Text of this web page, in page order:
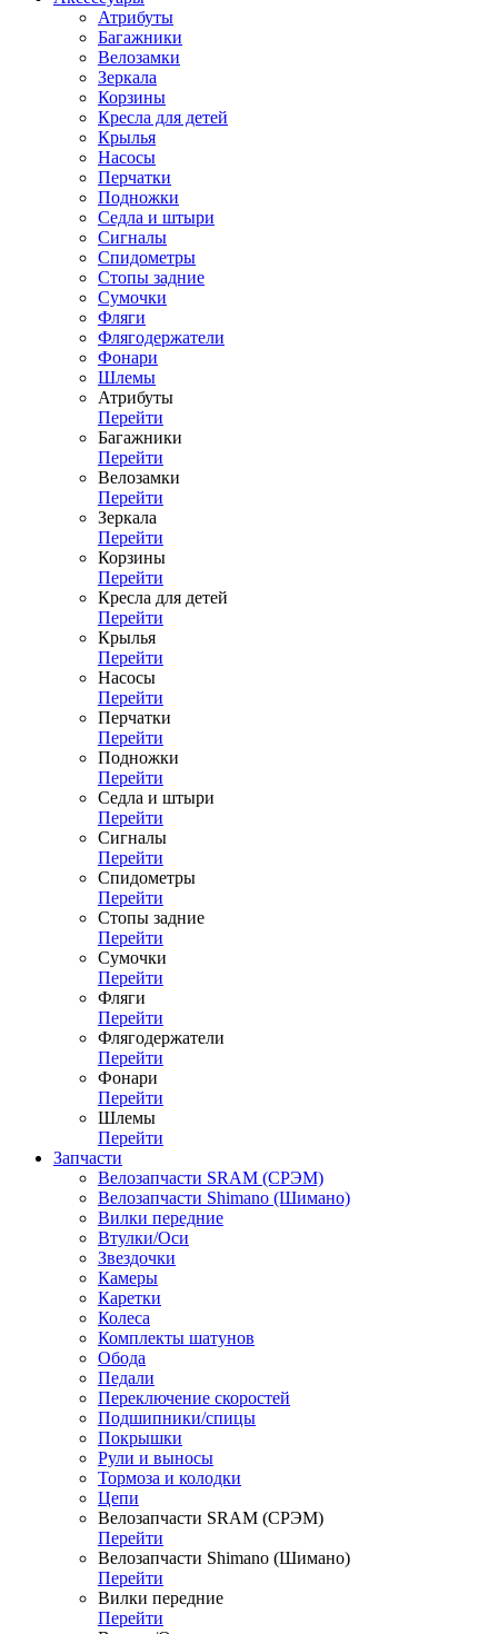
Атрибуты
Багажники
Велозамки
Зеркала
Корзины
Кресла для детей
Крылья
Насосы
Перчатки
Подножки
Седла и штыри
Сигналы
Спидометры
Стопы задние
Сумочки
Фляги
Флягодержатели
Фонари
Шлемы
Атрибуты
Перейти
Багажники
Перейти
Велозамки
Перейти
Зеркала
Перейти
Корзины
Перейти
Кресла для детей
Перейти
Крылья
Перейти
Насосы
Перейти
Перчатки
Перейти
Подножки
Перейти
Седла и штыри
Перейти
Сигналы
Перейти
Спидометры
Перейти
Стопы задние
Перейти
Сумочки
Перейти
Фляги
Перейти
Флягодержатели
Перейти
Фонари
Перейти
Шлемы
Перейти
Запчасти
Велозапчасти SRAM (СРЭМ)
Велозапчасти Shimano (Шимано)
Вилки передние
Втулки/Оси
Звездочки
Камеры
Каретки
Колеса
Комплекты шатунов
Обода
Педали
Переключение скоростей
Подшипники/спицы
Покрышки
Рули и выносы
Тормоза и колодки
Цепи
Велозапчасти SRAM (СРЭМ)
Перейти
Велозапчасти Shimano (Шимано)
Перейти
Вилки передние
Перейти